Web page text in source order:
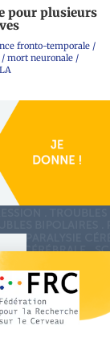
pour plusieurs
fronto-temporale /
mort neuronale/